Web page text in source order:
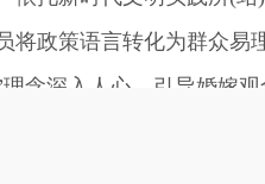
将政策语言转化为群众易
理念深入人心，引导婚嫁